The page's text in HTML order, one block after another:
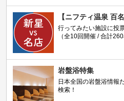
【ニフティ温泉 百
行ってみたい施設に投
（全10回開催 / 合計260
岩盤浴特集
日本全国の岩盤浴情報
検索！